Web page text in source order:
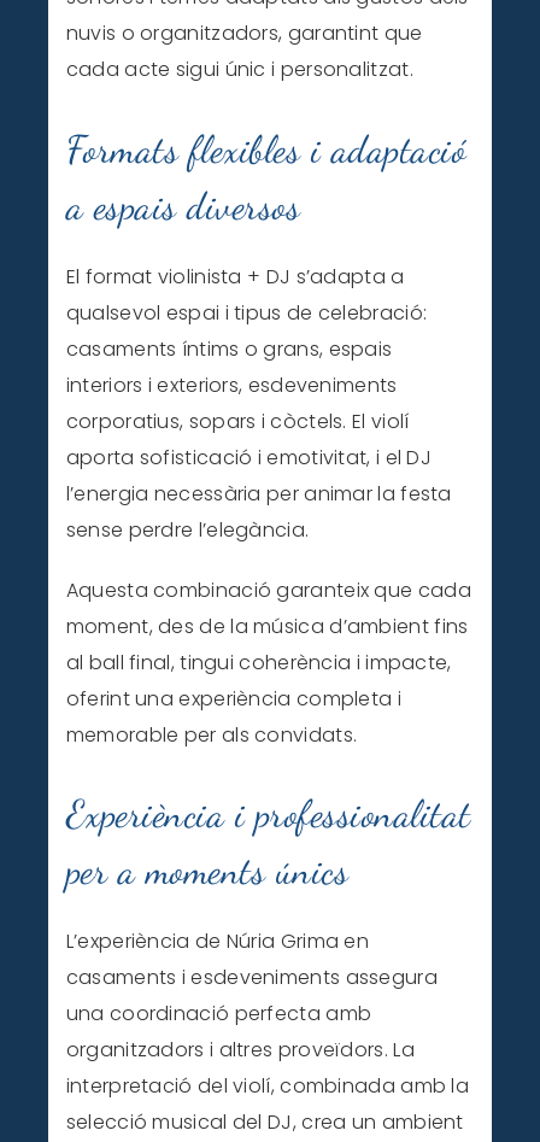
nuvis o organitzadors, garantint que
cada acte sigui únic i personalitzat.
Formats flexibles i adaptació
a espais diversos
El format violinista + DJ s’adapta a
qualsevol espai i tipus de celebració:
casaments íntims o grans, espais
interiors i exteriors, esdeveniments
corporatius, sopars i còctels. El violí
aporta sofisticació i emotivitat, i el DJ
l’energia necessària per animar la festa
sense perdre l’elegància.
Aquesta combinació garanteix que cada
moment, des de la música d’ambient fins
al ball final, tingui coherència i impacte,
oferint una experiència completa i
memorable per als convidats.
Experiència i professionalitat
per a moments únics
L’experiència de Núria Grima en
casaments i esdeveniments assegura
una coordinació perfecta amb
organitzadors i altres proveïdors. La
interpretació del violí, combinada amb la
selecció musical del DJ, crea un ambient